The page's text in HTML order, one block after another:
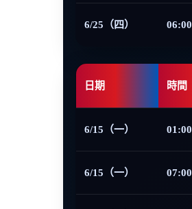
6/25（四） 06:00
日期 時間
6/15（一） 01:00
6/15（一） 07:00